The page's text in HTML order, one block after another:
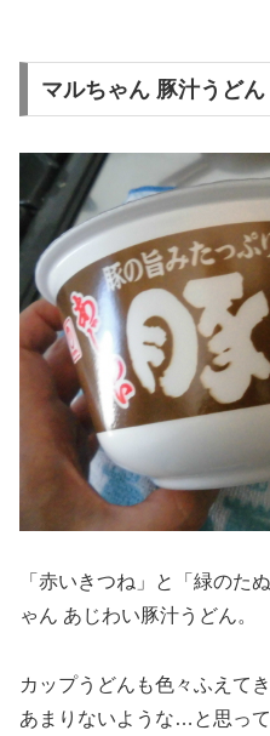
マルちゃん 豚汁うどん
「赤いきつね」と「緑のた
ゃん あじわい豚汁うどん。
カップうどんも色々ふえて
あまりないような…と思って